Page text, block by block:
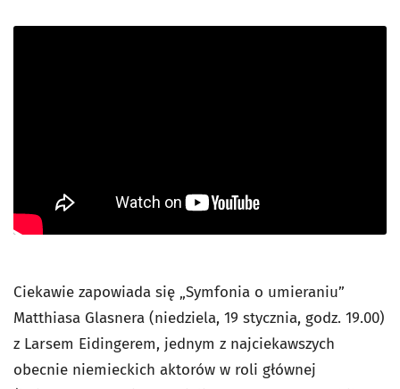
Ciekawie zapowiada się „Symfonia o umieraniu”
Matthiasa Glasnera (niedziela, 19 stycznia, godz. 19.00)
z Larsem Eidingerem, jednym z najciekawszych
obecnie niemieckich aktorów w roli głównej